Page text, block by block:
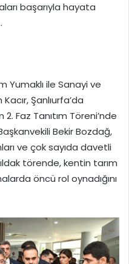
başarıyla hayata
Yumaklı ile Sanayi ve
Şanlıurfa’da
Faz Tanıtım Töreni’nde
Bekir Bozdağ,
ve çok sayıda davetli
törende, kentin tarım
öncü rol oynadığını